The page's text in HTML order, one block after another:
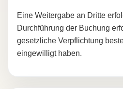
Eine Weitergabe an Dritte
Durchführung der Buchung
gesetzliche Verpflichtung
eingewilligt haben.